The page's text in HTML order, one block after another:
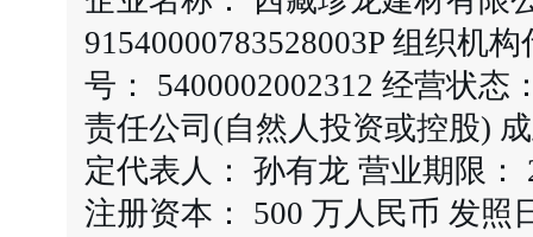
91540000783528003P 组织机
号： 5400002002312 经营状态
责任公司(自然人投资或控股)
定代表人： 孙有龙 营业期限：
注册资本： 500 万人民币 发照